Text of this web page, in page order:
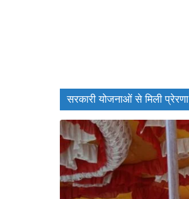
सरकारी योजनाओं से मिली प्रेरणा